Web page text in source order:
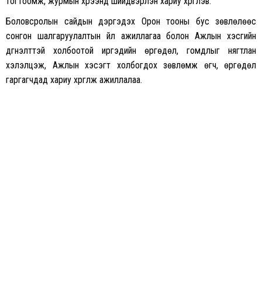
Боловсролын сайдын дэргэдэх Орон тооны бус зөвлөлөөс
сонгон шалгаруулалтын үйл ажиллагаа болон Ажлын хэсгийн
дүгнэлттэй холбоотой иргэдийн өргөдөл, гомдлыг нягтлан
хэлэлцэж, Ажлын хэсэгт холбогдох зөвлөмж өгч, өргөдөл
гаргагчдад хариу хүргүүлж ажиллалаа.